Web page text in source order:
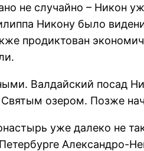
не случайно – Никон
Никону было
продиктован
Валдайский посад
Святым озером. Позже
уже далеко не
Александро-